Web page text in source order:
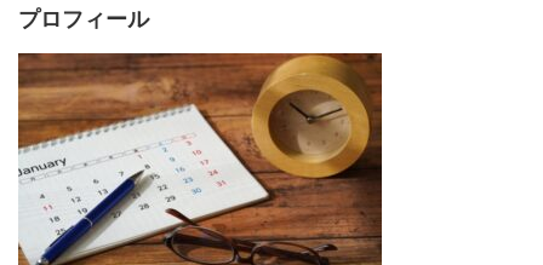
プロフィール